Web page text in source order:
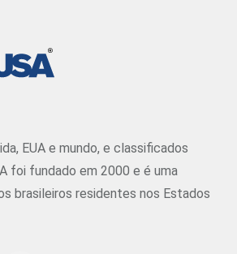
EUA e mundo, e classificados
foi fundado em 2000 e é uma
brasileiros residentes nos Estados